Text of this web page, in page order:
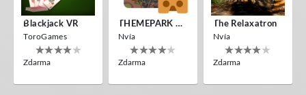
Blackjack VR
ToroGames
Zdarma
THEMEPARK VR
Nvía
Zdarma
The Relaxatron
Nvía
Zdarma